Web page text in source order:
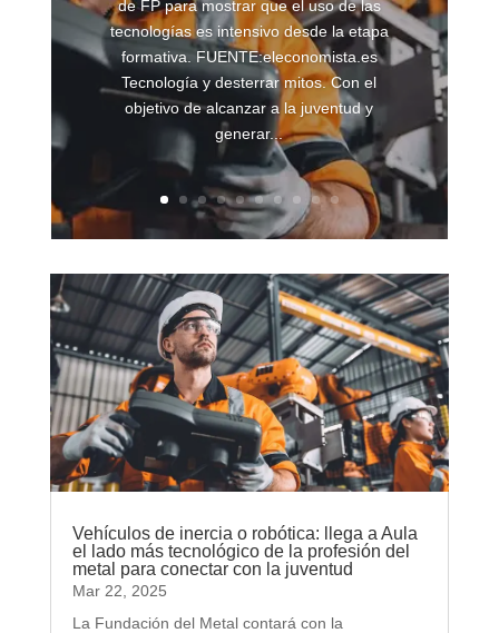
de FP para mostrar que el uso de las
tecnologías es intensivo desde la etapa
formativa. FUENTE:eleconomista.es
Tecnología y desterrar mitos. Con el
objetivo de alcanzar a la juventud y
generar...
Vehículos de inercia o robótica: llega a Aula
el lado más tecnológico de la profesión del
metal para conectar con la juventud
Mar 22, 2025
La Fundación del Metal contará con la